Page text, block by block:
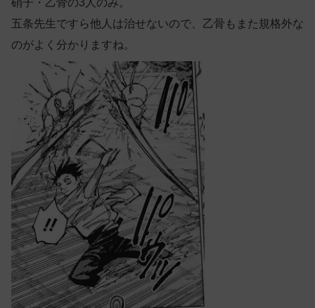
五条先生ですら他人は治せないので、乙骨もまた規格外な
のがよく分かりますね。